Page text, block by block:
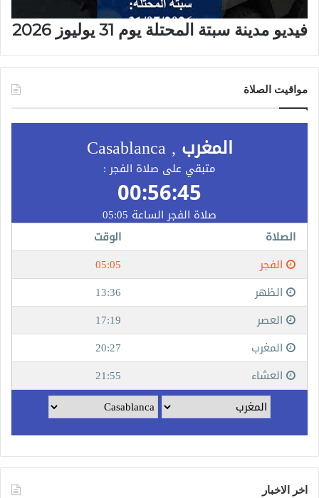
فيديو مدينة سبتة المحتلة يوم 31 يوليوز 2026
مواقيت الصلاة
اخر الاخبار